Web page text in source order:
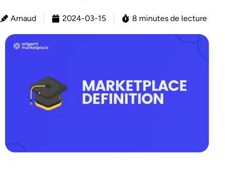
Arnaud 2024-03-15 8 minutes de lecture